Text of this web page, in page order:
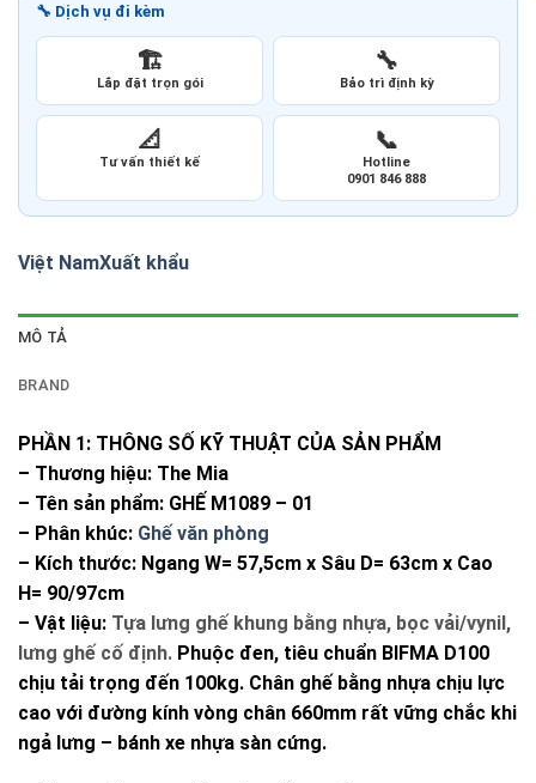
🔧 Dịch vụ đi kèm
🏗️
Lắp đặt trọn gói
🔧
Bảo trì định kỳ
📐
Tư vấn thiết kế
📞
Hotline
0901 846 888
Việt NamXuất khẩu
MÔ TẢ
BRAND
PHẦN 1: THÔNG SỐ KỸ THUẬT CỦA SẢN PHẨM
– Thương hiệu: The Mia
– Tên sản phẩm: GHẾ M1089 – 01
– Phân khúc: Ghế văn phòng
– Kích thước: Ngang W= 57,5cm x Sâu D= 63cm x Cao
H= 90/97cm
– Vật liệu: Tựa lưng ghế khung bằng nhựa, bọc vải/vynil,
lưng ghế cố định. Phuộc đen, tiêu chuẩn BIFMA D100
chịu tải trọng đến 100kg. Chân ghế bằng nhựa chịu lực
cao với đường kính vòng chân 660mm rất vững chắc khi
ngả lưng – bánh xe nhựa sàn cứng.